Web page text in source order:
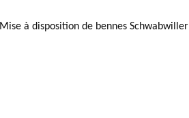
Mise à disposition de bennes Schwabwiller